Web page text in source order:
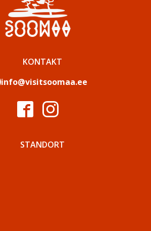
KONTAKT
info@visitsoomaa.ee
STANDORT